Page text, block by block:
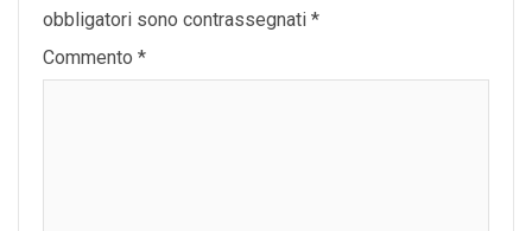
obbligatori sono contrassegnati *
Commento *